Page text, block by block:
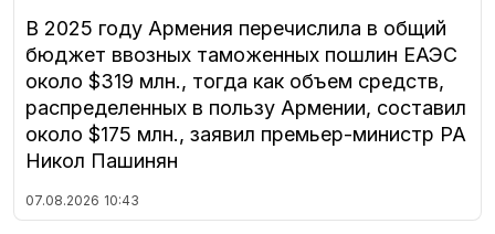
В 2025 году Армения перечислила в общий
бюджет ввозных таможенных пошлин ЕАЭС
около $319 млн., тогда как объем средств,
распределенных в пользу Армении, составил
около $175 млн., заявил премьер-министр РА
Никол Пашинян
07.08.2026 10:43